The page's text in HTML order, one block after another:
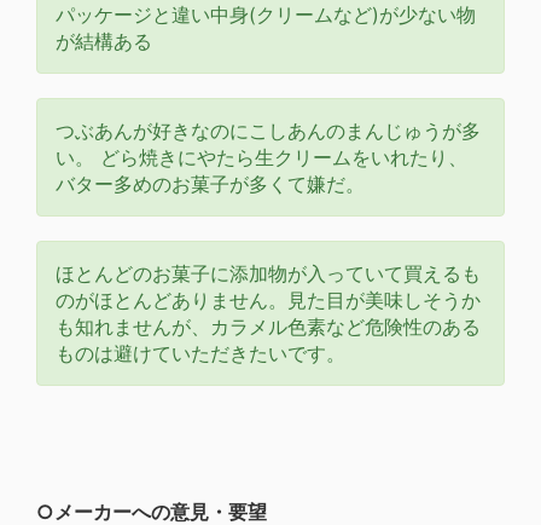
パッケージと違い中身(クリームなど)が少ない物
が結構ある
つぶあんが好きなのにこしあんのまんじゅうが多
い。 どら焼きにやたら生クリームをいれたり、
バター多めのお菓子が多くて嫌だ。
ほとんどのお菓子に添加物が入っていて買えるも
のがほとんどありません。見た目が美味しそうか
も知れませんが、カラメル色素など危険性のある
ものは避けていただきたいです。
○メーカーへの意見・要望